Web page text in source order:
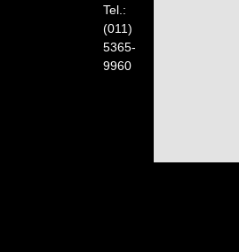
Tel.:
(011)
5365-
9960